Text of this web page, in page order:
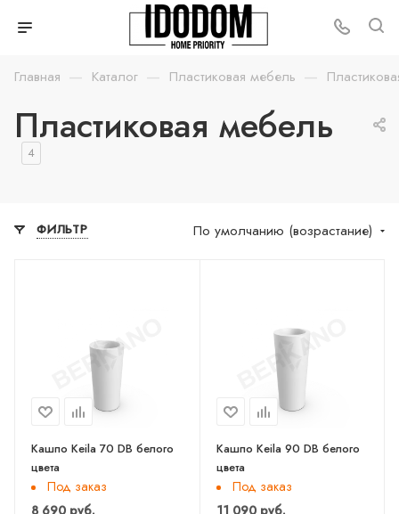
Главная — Каталог — Пластиковая мебель —
Пластиковая мебель
4
ФИЛЬТР По умолчанию (возрастание)
Кашпо Keila 70 DB белого
цвета
Под заказ
8 690 руб.
Кашпо Keila 90 DB белого
цвета
Под заказ
11 090 руб.